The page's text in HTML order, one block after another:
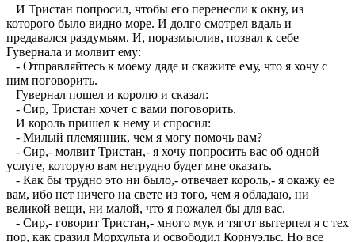
И Тристан попросил, чтобы его перенесли к окну, из
которого было видно море. И долго смотрел вдаль и
предавался раздумьям. И, поразмыслив, позвал к себе
Гувернала и молвит ему:
- Отправляйтесь к моему дяде и скажите ему, что я хочу с
ним поговорить.
Гувернал пошел и королю и сказал:
- Сир, Тристан хочет с вами поговорить.
И король пришел к нему и спросил:
- Милый племянник, чем я могу помочь вам?
- Сир,- молвит Тристан,- я хочу попросить вас об одной
услуге, которую вам нетрудно будет мне оказать.
- Как бы трудно это ни было,- отвечает король,- я окажу ее
вам, ибо нет ничего на свете из того, чем я обладаю, ни
великой вещи, ни малой, что я пожалел бы для вас.
- Сир,- говорит Тристан,- много мук и тягот вытерпел я с тех
пор, как сразил Морхульта и освободил Корнуэльс. Но все